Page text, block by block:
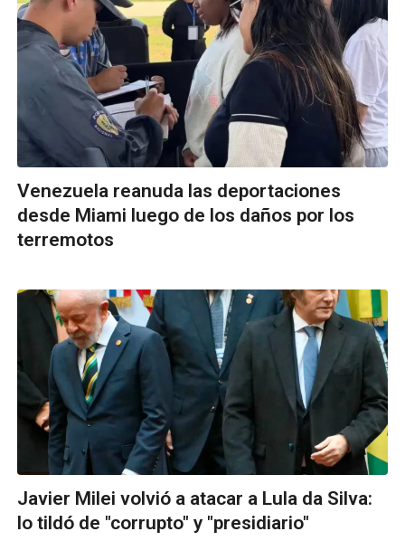
Venezuela reanuda las deportaciones
desde Miami luego de los daños por los
terremotos
Javier Milei volvió a atacar a Lula da Silva:
lo tildó de "corrupto" y "presidiario"